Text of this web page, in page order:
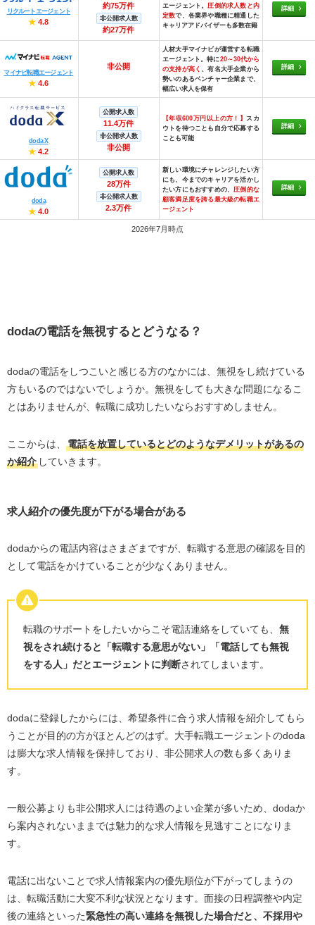
リクルートエージェント
★ 4.8
約75万件
非公開求人数
約27万件
エージェント。圧倒的求人数と内
定数で、各業界や職種に精通した
キャリアアドバイザーも多数在籍
詳細
マイナビ転職エージェント
★ 4.6
非公開
人材大手マイナビが運営する転職
エージェント。特に20～30代から
の支持が高く
、有名大手企業から
勢いのあるベンチャー企業まで、
幅広い求人を保有
詳細
doda X
★ 4.2
公開求人数
11.4万件
非公開求人数
非公開
【年収600万円以上の方！】 スカ
ウトを待つことも自分で応募する
ことも可能
詳細
doda
★ 4.0
公開求人数
28万件
非公開求人数
2.3万件
新しい環境にチャレンジしたい方
にも、今までのキャリアを活かし
たい方にもおすすめの、圧倒的な
顧客満足度を誇る最大級の転職エ
ージェント
詳細
2026年7月時点
dodaの電話を無視するとどうなる？
dodaの電話をしつこいと感じる方のなかには、無視をし続けている
方もいるのではないでしょうか。無視をしても大きな問題になるこ
とはありませんが、転職に成功したいならおすすめしません。
ここからは、
電話を放置しているとどのようなデメリットがあるの
か紹介していきます。
求人紹介の優先度が下がる場合がある
dodaからの電話内容はさまざまですが、転職する意思の確認を目的
として電話をかけていることが少なくありません。
転職のサポートをしたいからこそ電話連絡をしていても、 無
視をされ続けると「転職する意思がない」「電話しても無視
をする人」だとエージェントに判断されてしまいます。
dodaに登録したからには、希望条件に合う求人情報を紹介してもら
うことが目的の方がほとんどのはず。大手転職エージェントのdoda
は膨大な求人情報を保持しており、非公開求人の数も多くありま
す。
一般公募よりも非公開求人には待遇のよい企業が多いため、 dodaか
ら案内されないままでは魅力的な求人情報を見逃すことになりま
す。
電話に出ないことで求人情報案内の優先順位が下がってしまうの
は、転職活動に大変不利な状況となります。面接の日程調整や内定
後の連絡といった緊急性の高い連絡を無視した場合だと、不採用や